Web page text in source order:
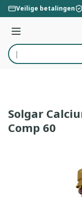
Ga naar de inhoud
Veilige betalingen
Menu
Product, merk,
Solgar
Comp 60